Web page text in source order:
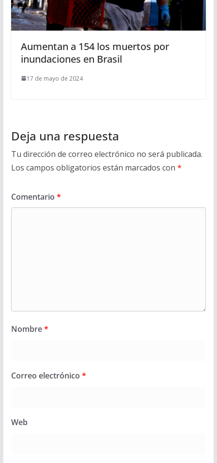
Aumentan a 154 los muertos por
inundaciones en Brasil
17 de mayo de 2024
Deja una respuesta
Tu dirección de correo electrónico no será publicada.
Los campos obligatorios están marcados con *
Comentario *
Nombre*
Correo electrónico *
Web